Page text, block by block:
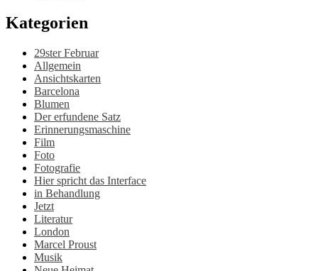
Kategorien
29ster Februar
Allgemein
Ansichtskarten
Barcelona
Blumen
Der erfundene Satz
Erinnerungsmaschine
Film
Foto
Fotografie
Hier spricht das Interface
in Behandlung
Jetzt
Literatur
London
Marcel Proust
Musik